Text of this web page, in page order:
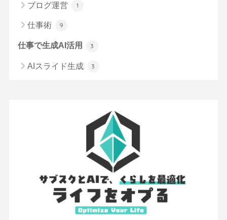
ブログ運営 1
仕事術 9
仕事で生成AI活用 3
AIスライド生成 3